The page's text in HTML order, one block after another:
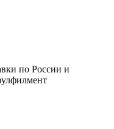
по России и